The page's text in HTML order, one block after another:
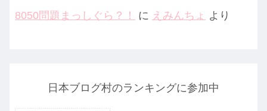
8050問題まっしぐら？！ に えみんちょ より
日本ブログ村のランキングに参加中